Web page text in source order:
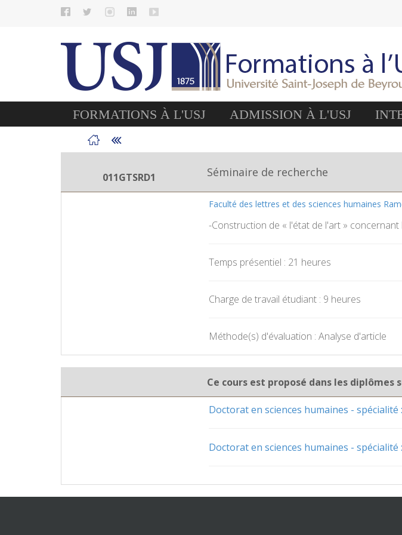
FORMATIONS À L'USJ ADMISSION À L'USJ
011GTSRD1 Séminaire de recherche
Faculté des lettres et des sciences humaines
-Construction de « l'état de l'art »
Temps présentiel : 21 heures
Charge de travail étudiant : 9 heures
Méthode(s) d'évaluation : Analyse d'article
Ce cours est proposé dans les diplômes
Doctorat en sciences humaines -
Doctorat en sciences humaines -